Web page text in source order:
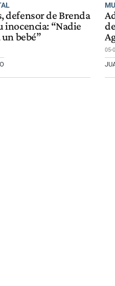
defensor de Brenda
inocencia: “Nadie
bebé”
05-